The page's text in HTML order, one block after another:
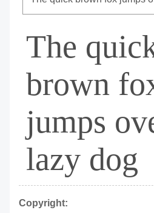
The
brown
jumps
lazy dog
Copyright: